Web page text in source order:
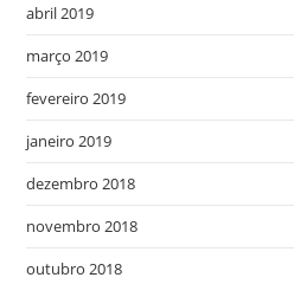
abril 2019
março 2019
fevereiro 2019
janeiro 2019
dezembro 2018
novembro 2018
outubro 2018